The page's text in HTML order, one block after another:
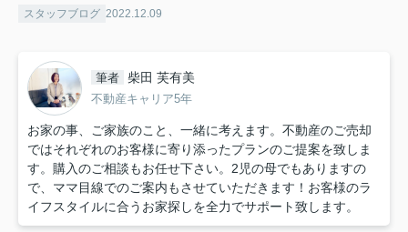
スタッフブログ 2022.12.09
筆者 柴田 芙有美
不動産キャリア5年
お家の事、ご家族のこと、一緒に考えます。不動産のご売却
ではそれぞれのお客様に寄り添ったプランのご提案を致しま
す。購入のご相談もお任せ下さい。2児の母でもありますの
で、ママ目線でのご案内もさせていただきます！お客様のラ
イフスタイルに合うお家探しを全力でサポート致します。